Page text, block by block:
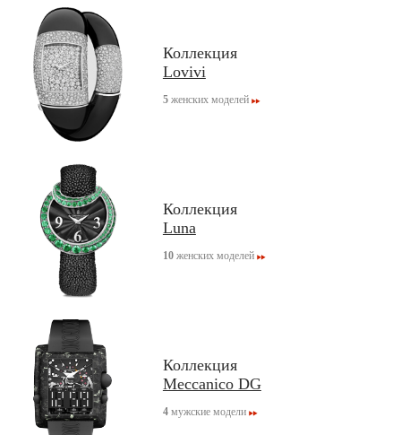
Коллекция
Lovivi
5женских моделей
Коллекция
Luna
10женских моделей
Коллекция
Meccanico DG
4мужские модели